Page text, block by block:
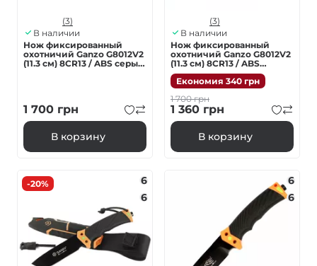
(3)
В наличии
Нож фиксированный
охотничий Ganzo G8012V2
(11.3 см) 8CR13 / ABS серый
1 700 грн
В корзину
(3)
В наличии
Нож фиксированный
охотничий Ganzo G8012V2
(11.3 см) 8CR13 / ABS
зеленый с чехлом 4 в 1
Економия 340 грн
1 700грн
1 360 грн
В корзину
-20%
6
6
6
6